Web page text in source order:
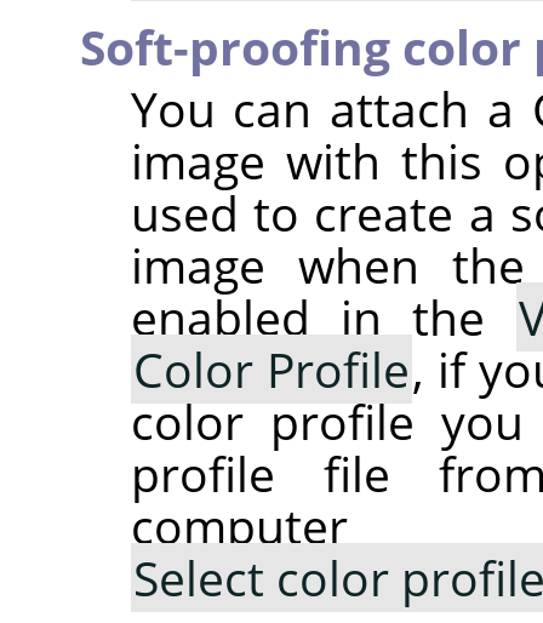
Soft-proofing color
You can attach a
image with this
used to create a
image when
enabled in the
Color Profile, if
color profile you
profile file
Select color